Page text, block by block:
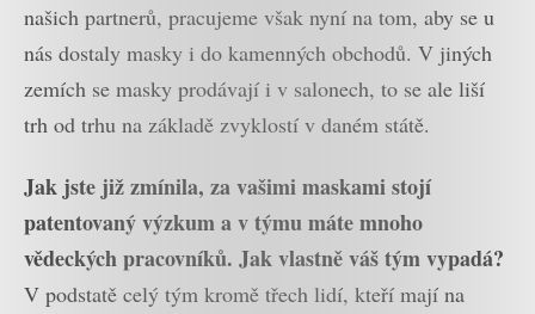
našich partnerů, pracujeme však nyní na tom, aby se u
nás dostaly masky i do kamenných obchodů. V jiných
zemích se masky prodávají i v salonech, to se ale liší
trh od trhu na základě zvyklostí v daném státě.
Jak jste již zmínila, za vašimi maskami stojí
patentovaný výzkum a v týmu máte mnoho
vědeckých pracovníků. Jak vlastně váš tým vypadá?
V podstatě celý tým kromě třech lidí, kteří mají na